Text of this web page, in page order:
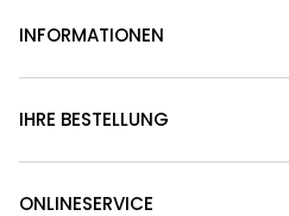
INFORMATIONEN
IHRE BESTELLUNG
ONLINESERVICE